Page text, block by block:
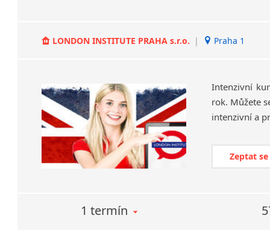
LONDON INSTITUTE PRAHA s.r.o. | Praha 1
Intenzivní
rok. Můžete
Zeptat
1 termín